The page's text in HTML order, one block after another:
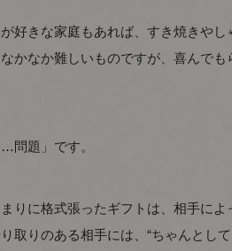
好きな家庭もあれば、すき焼きや
かなか難しいものですが、喜んで
問題」です。
りに格式張ったギフトは、相手に
取りのある相手には、“ちゃんとし